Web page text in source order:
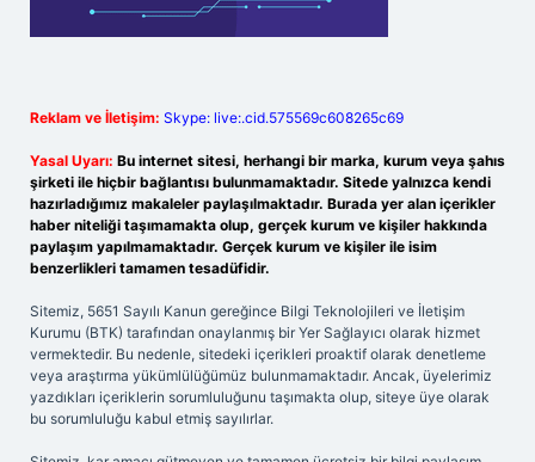
Reklam ve İletişim: Skype: live:.cid.575569c608265c69
Yasal Uyarı: Bu internet sitesi, herhangi bir marka, kurum veya şahıs
şirketi ile hiçbir bağlantısı bulunmamaktadır. Sitede yalnızca kendi
hazırladığımız makaleler paylaşılmaktadır. Burada yer alan içerikler
haber niteliği taşımamakta olup, gerçek kurum ve kişiler hakkında
paylaşım yapılmamaktadır. Gerçek kurum ve kişiler ile isim
benzerlikleri tamamen tesadüfidir.
Sitemiz, 5651 Sayılı Kanun gereğince Bilgi Teknolojileri ve İletişim
Kurumu (BTK) tarafından onaylanmış bir Yer Sağlayıcı olarak hizmet
vermektedir. Bu nedenle, sitedeki içerikleri proaktif olarak denetleme
veya araştırma yükümlülüğümüz bulunmamaktadır. Ancak, üyelerimiz
yazdıkları içeriklerin sorumluluğunu taşımakta olup, siteye üye olarak
bu sorumluluğu kabul etmiş sayılırlar.